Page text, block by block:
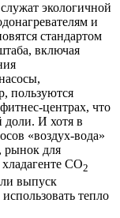
экологичной
и
стандартом
включая
пользуются
центрах, что
доли. И хотя в
«воздух-вода»
рынок для
CO2
выпуск
тепло